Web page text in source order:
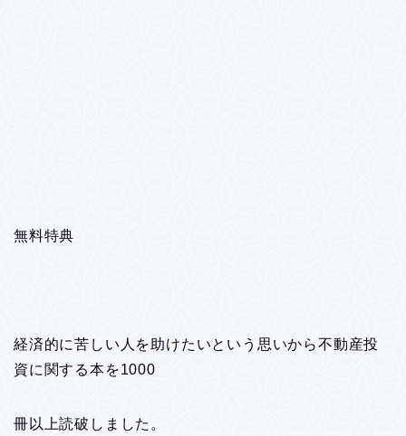
無料特典
経済的に苦しい人を助けたいという思いから不動産投
資に関する本を1000
冊以上読破しました。